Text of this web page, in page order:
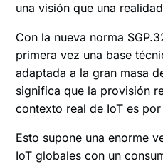
una visión que una
Con la nueva norma
primera vez una base
adaptada a la gran masa
significa que la provisión
contexto real de IoT es
Esto supone una enorme
IoT globales con un